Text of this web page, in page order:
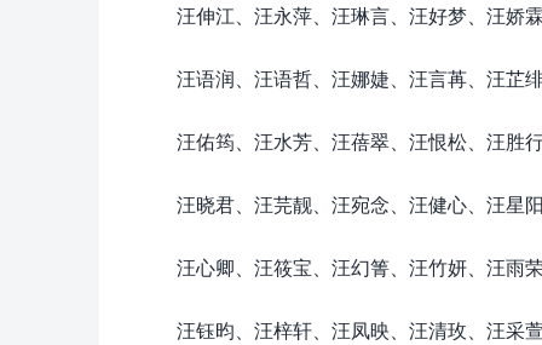
汪伸江、汪永萍、汪琳言、汪好梦、汪娇霖
汪语润、汪语哲、汪娜婕、汪言苒、汪芷绯
汪佑筠、汪水芳、汪蓓翠、汪恨松、汪胜行
汪晓君、汪芫靓、汪宛念、汪健心、汪星阳
汪心卿、汪筱宝、汪幻箐、汪竹妍、汪雨荣
汪钰昀、汪梓轩、汪凤映、汪清玫、汪采萱